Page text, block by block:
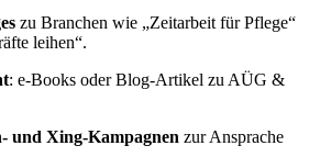
zu Branchen wie „Zeitarbeit für Pflege“
leihen“.
: e‑Books oder Blog‑Artikel zu AÜG &
und Xing‑Kampagnen zur Ansprache